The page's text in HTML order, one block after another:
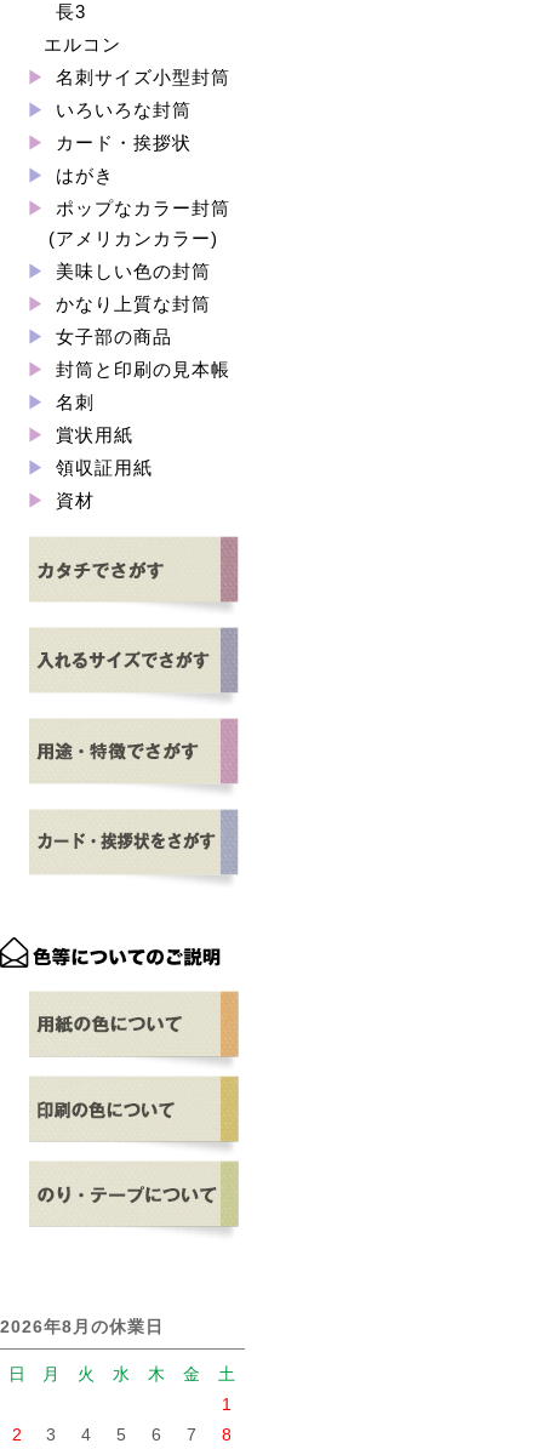
長3
エルコン
名刺サイズ小型封筒
いろいろな封筒
カード・挨拶状
はがき
ポップなカラー封筒
(アメリカンカラー)
美味しい色の封筒
かなり上質な封筒
女子部の商品
封筒と印刷の見本帳
名刺
賞状用紙
領収証用紙
資材
2026年8月の休業日
日 月 火 水 木 金
土
1
2
3 4 5 6 7 8